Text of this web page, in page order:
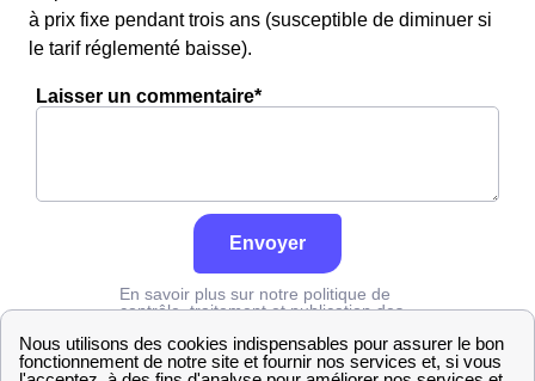
à prix fixe pendant trois ans (susceptible de diminuer si
le tarif réglementé baisse).
Laisser un commentaire*
Envoyer
En savoir plus sur notre politique de
contrôle, traitement et publication des